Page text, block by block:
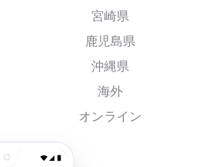
宮崎県
鹿児島県
沖縄県
海外
オンライン